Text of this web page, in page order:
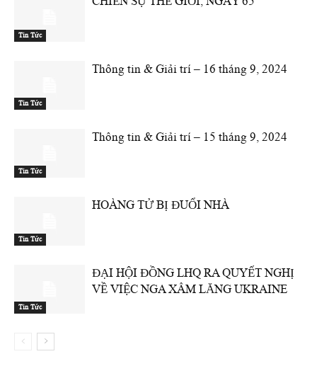
Tin Tức
Tin Tức
Thông tin & Giải trí – 16 tháng 9, 2024
Tin Tức
Thông tin & Giải trí – 15 tháng 9, 2024
Tin Tức
HOÀNG TỬ BỊ ĐUỔI NHÀ
Tin Tức
ĐẠI HỘI ĐỒNG LHQ RA QUYẾT NGHỊ
VỀ VIỆC NGA XÂM LĂNG UKRAINE